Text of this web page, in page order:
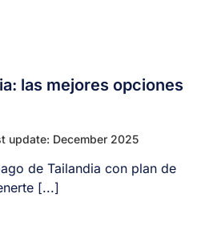
las mejores opciones
update: December 2025
de Tailandia con plan de
[...]